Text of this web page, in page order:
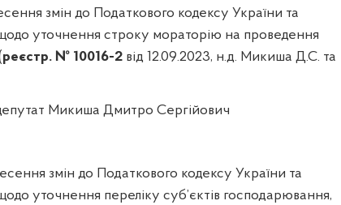
змін до Податкового кодексу України та
уточнення строку мораторію на проведення
реєстр. № 10016-2від 12.09.2023, н.д. Микиша Д.С. та
Микиша Дмитро Сергійович
змін до Податкового кодексу України та
уточнення переліку суб’єктів господарювання,